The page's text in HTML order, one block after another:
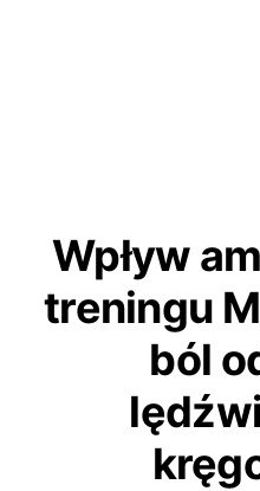
Wpływ
treningu
ból